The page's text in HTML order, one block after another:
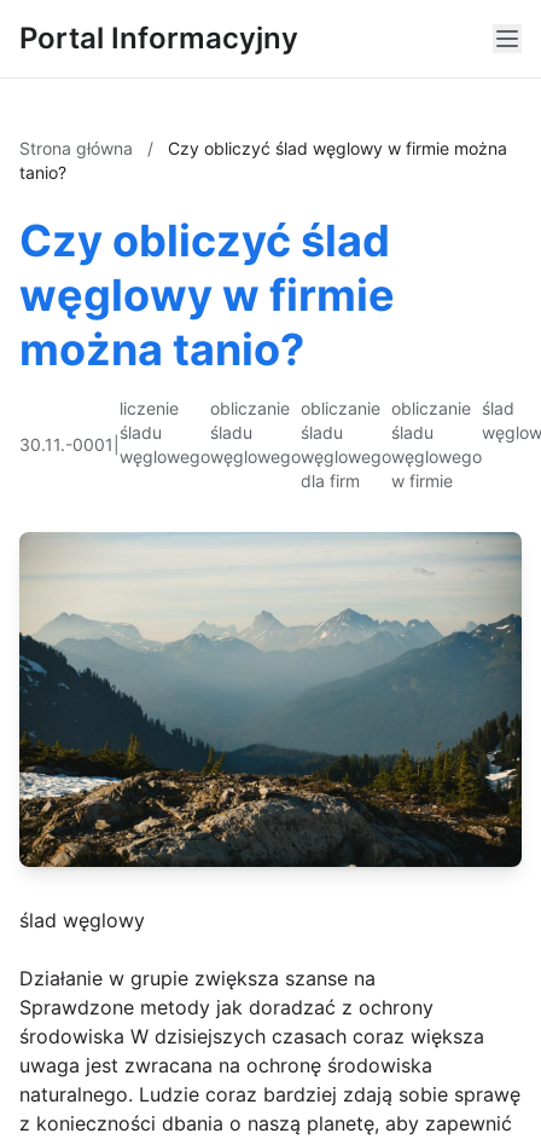
Portal Informacyjny
Strona główna /
Czy obliczyć ślad węglowy w firmie można
tanio?
Czy obliczyć ślad
węglowy w firmie
można tanio?
30.11.-0001
liczenie
śladu
węglowego
obliczanie
śladu
węglowego
obliczanie
śladu
węglowego
dla firm
obliczanie
śladu
węglowego
w firmie
ślad
ślad węglowy
Działanie w grupie zwiększa szanse na
Sprawdzone metody jak doradzać z ochrony
środowiska W dzisiejszych czasach coraz większa
uwaga jest zwracana na ochronę środowiska
naturalnego. Ludzie coraz bardziej zdają sobie sprawę
z konieczności dbania o naszą planetę, aby zapewnić